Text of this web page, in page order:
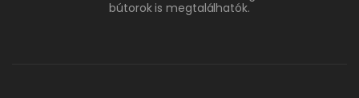
bútorok is megtalálhatók.